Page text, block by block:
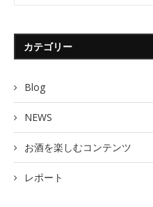
カテゴリー
Blog
NEWS
お酒を楽しむコンテンツ
レポート